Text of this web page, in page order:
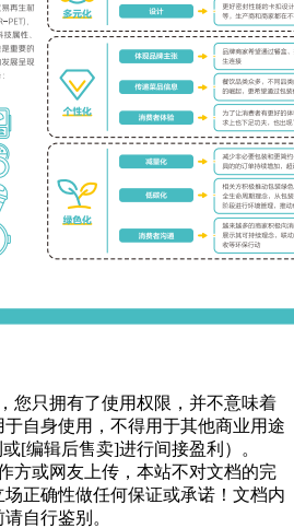
您只拥有了使用权限，并不意味着
自身使用，不得用于其他商业用途
[编辑后售卖]进行间接盈利）。
方或网友上传，本站不对文档的完
正确性做任何保证或承诺！文档内
自行鉴别。